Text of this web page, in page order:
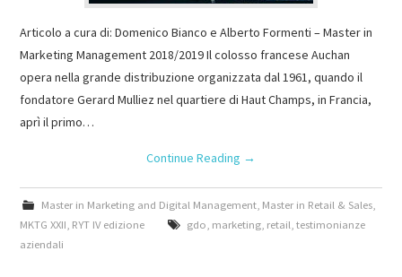
Articolo a cura di: Domenico Bianco e Alberto Formenti – Master in
Marketing Management 2018/2019 Il colosso francese Auchan
opera nella grande distribuzione organizzata dal 1961, quando il
fondatore Gerard Mulliez nel quartiere di Haut Champs, in Francia,
aprì il primo…
Continue Reading →
Master in Marketing and Digital Management, Master in Retail & Sales,
MKTG XXII RYT IV edizione gdo marketing, retail testimonianze
aziendali